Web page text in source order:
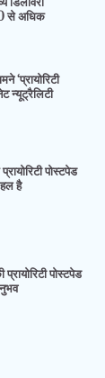
से अधिक
‘प्रायोरिटी
न्यूट्रैलिटी
पोस्टपेड
हल है
पोस्टपेड